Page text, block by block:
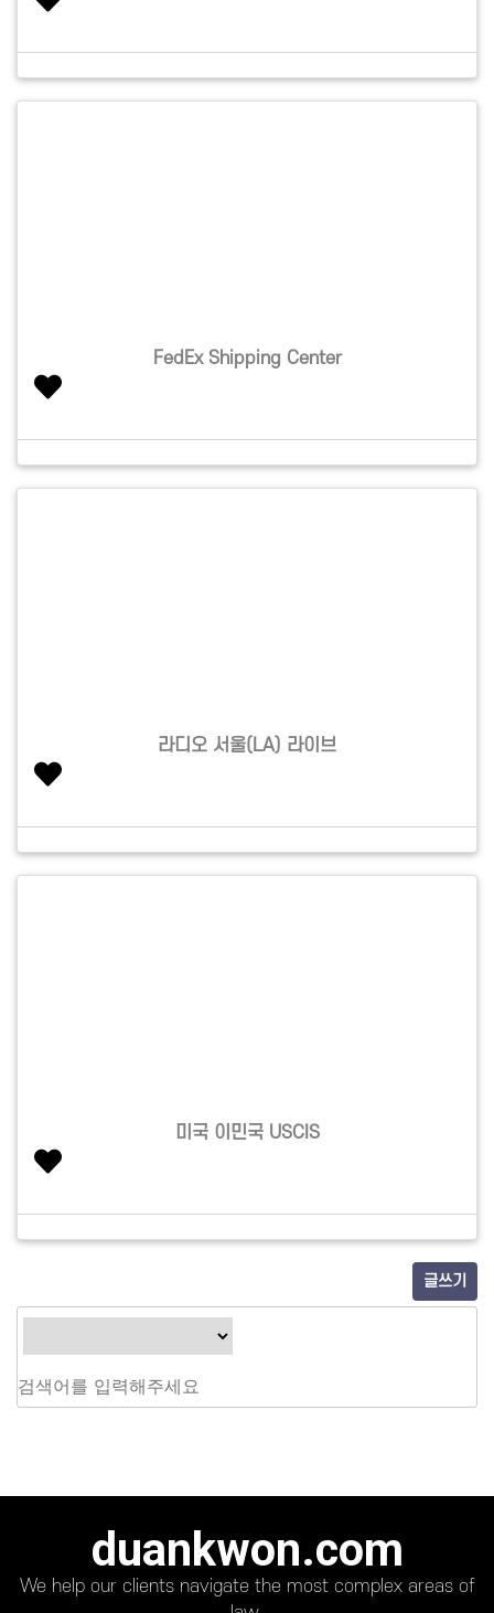
FedEx Shipping Center
라디오 서울(LA) 라이브
미국 이민국 USCIS
글쓰기
duankwon.com
We help our clients navigate the most complex areas of